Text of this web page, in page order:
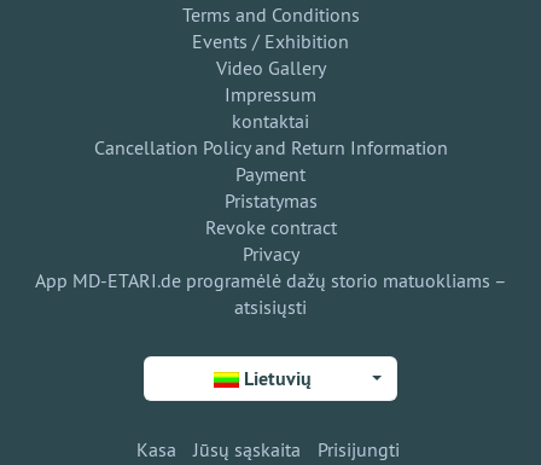
Terms and Conditions
Events / Exhibition
Video Gallery
Impressum
kontaktai
Cancellation Policy and Return Information
Payment
Pristatymas
Revoke contract
Privacy
App MD-ETARI.de programėlė dažų storio matuokliams –
atsisiųsti
Lietuvių
Kasa Jūsų sąskaita Prisijungti